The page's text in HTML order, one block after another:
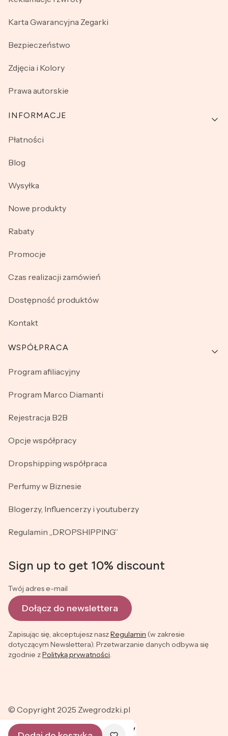
Karta Gwarancyjna Zegarki
Bezpieczeństwo
Zdjęcia i Kolory
Prawa autorskie
INFORMACJE
Płatności
Blog
Wysyłka
Nowe produkty
Rabaty
Promocje
Czas realizacji zamówień
Dostępność produktów
Kontakt
WSPÓŁPRACA
Program afiliacyjny
Program Marco Diamanti
Rejestracja B2B
Opcje współpracy
Dropshipping współpraca
Perfumy w Biznesie
Blogerzy, Influencerzy i youtuberzy
Regulamin „DROPSHIPPING”
Sign up to get 10% discount
Twój adres e-mail
Dołącz do newslettera
Zapisując się, akceptujesz naszRegulamin (w zakresie
dotyczącym Newslettera). Przetwarzanie danych odbywa się
zgodnie zPolityką prywatności.
© Copyright 2025 Zwegrodzki.pl